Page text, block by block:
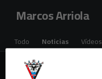
Marcos Arriola
Todo Noticias Vídeos